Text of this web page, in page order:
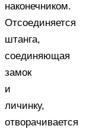
наконечником.
Отсоединяется
штанга,
соединяющая
замок
и
личинку,
отворачивается